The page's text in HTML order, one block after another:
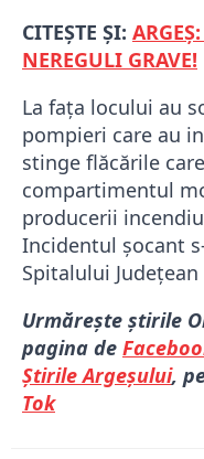
CITEȘTE ȘI:
NEREGULI GRAVE!
La fața locului au
pompieri care au
stinge flăcările
compartimentul
producerii
Incidentul șocant
Spitalului
Urmărește știrile
pagina de
Știrile Argeșului,
Tok